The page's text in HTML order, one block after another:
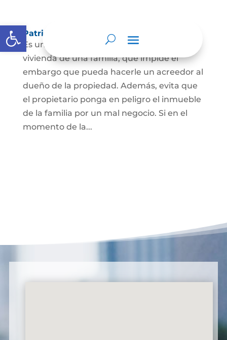
Abrir barra de herramientas
Patrimonio de familia inembargable
Es una clase especial de protección de la
vivienda de una familia, que impide el
embargo que pueda hacerle un acreedor al
dueño de la propiedad. Además, evita que
el propietario ponga en peligro el inmueble
de la familia por un mal negocio. Si en el
momento de la...